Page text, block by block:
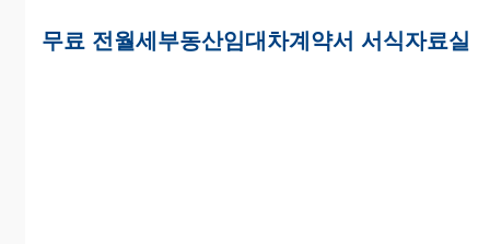
무료 전월세부동산임대차계약서 서식자료실